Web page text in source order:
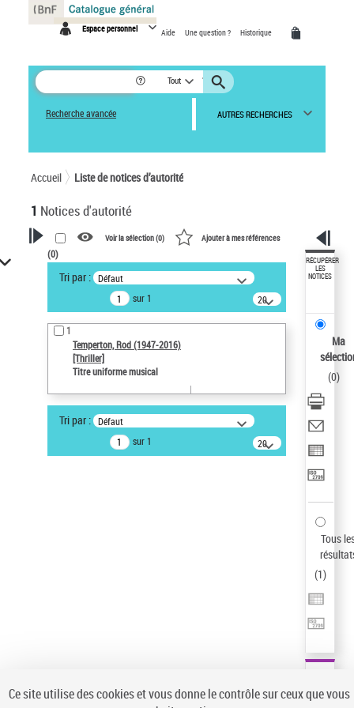
Espace personnel Aide Une question ? Historique
Tout
Recherche avancée AUTRES RECHERCHES
Accueil Liste de notices d’autorité
1 Notices d'autorité
VOTRE RECHERCHE
Recherche avancée dans les
notices d’autorité
Œuvres liées à l'auteur :
Temperton, Rod (1947-2016)
Type de notice d'autorité
Type de notice d'autorité
Voir la sélection (0) Ajouter à mes références
(0)
Tri par : Défaut
sur 1
20
résultats/page
1
Temperton, Rod (1947-2016)
[Thriller]
Titre uniforme musical
Tri par : Défaut
sur 1
20
résultats/page
RÉCUPÉRER
LES
NOTICES
Ma
(0)
Tous
(1)
Panneau de gestion des cookies
Ce site utilise des cookies et vous donne le contrôle sur ceux que vous